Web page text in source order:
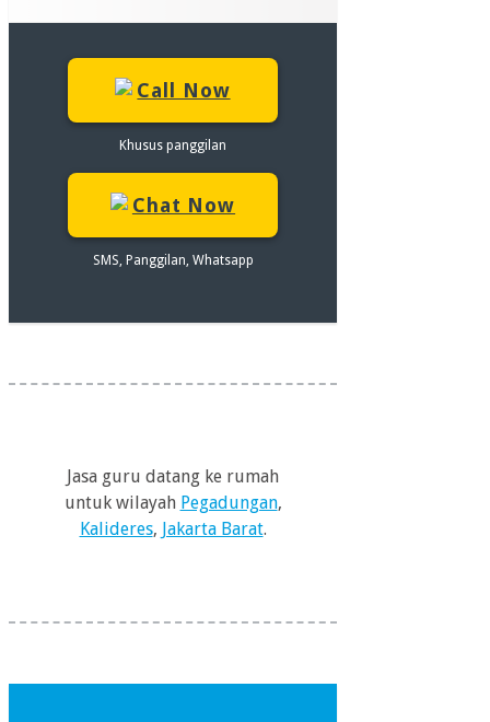
Call Now
Khusus panggilan
Chat Now
SMS, Panggilan, Whatsapp
Jasa guru datang ke rumah
untuk wilayah Pegadungan,
Kalideres, Jakarta Barat.